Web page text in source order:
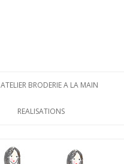
ATELIER BRODERIE A LA MAIN
REALISATIONS